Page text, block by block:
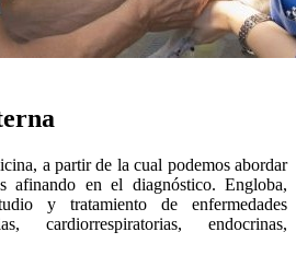
a partir de la cual podemos abordar
afinando en el diagnóstico. Engloba,
y tratamiento de enfermedades
cardiorrespiratorias, endocrinas,